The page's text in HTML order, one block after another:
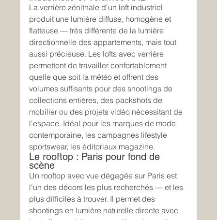
La verrière zénithale d'un loft industriel
produit une lumière diffuse, homogène et
flatteuse — très différente de la lumière
directionnelle des appartements, mais tout
aussi précieuse. Les lofts avec verrière
permettent de travailler confortablement
quelle que soit la météo et offrent des
volumes suffisants pour des shootings de
collections entières, des packshots de
mobilier ou des projets vidéo nécessitant de
l'espace. Idéal pour les marques de mode
contemporaine, les campagnes lifestyle
sportswear, les éditoriaux magazine.
Le rooftop : Paris pour fond de
scène
Un rooftop avec vue dégagée sur Paris est
l'un des décors les plus recherchés — et les
plus difficiles à trouver. Il permet des
shootings en lumière naturelle directe avec